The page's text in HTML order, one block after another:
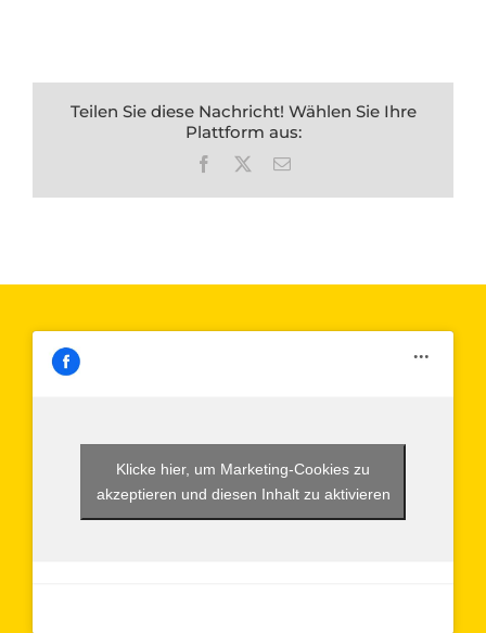
Teilen Sie diese Nachricht! Wählen Sie Ihre
Plattform aus:
Facebook
E-
Klicke hier, um Marketing-Cookies zu
akzeptieren und diesen Inhalt zu aktivieren